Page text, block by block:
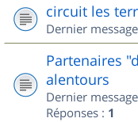
circuit les
Dernier
Partenaires
alentours
Dernier
Réponses : 1